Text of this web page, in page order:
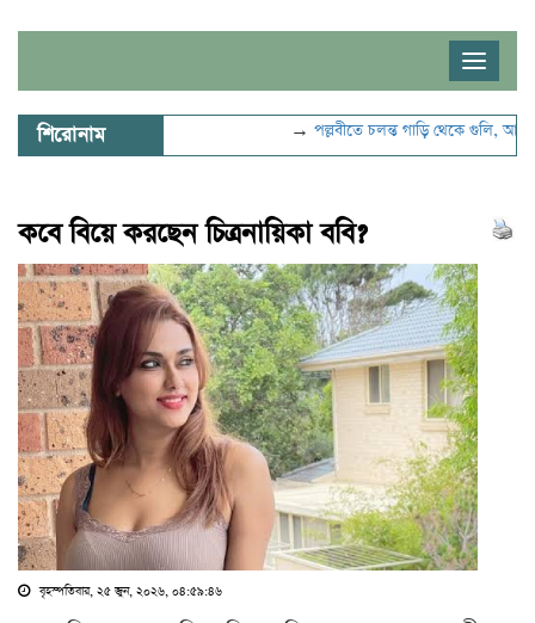
Toggle
শিরোনাম পল্লবীতে চলন্ত গাড়ি থেকে গুলি, আহত ২
কবে বিয়ে করছেন চিত্রনায়িকা ববি?
বৃহস্পতিবার, ২৫ জুন, ২০২৬, ০৪:৫৯:৪৬